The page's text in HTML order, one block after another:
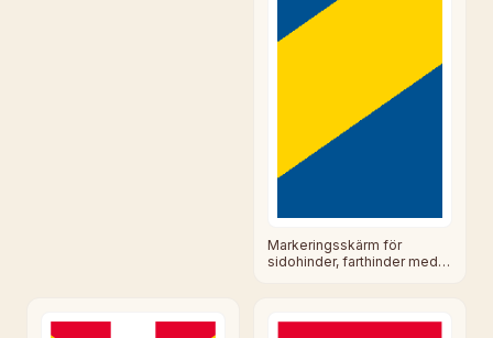
Markeringsskärm för
sidohinder, farthinder med